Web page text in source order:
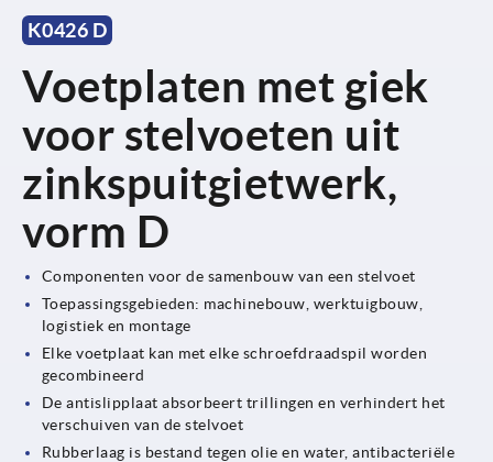
K0426 D
Voetplaten met giek
voor stelvoeten uit
zinkspuitgietwerk,
vorm D
Componenten voor de samenbouw van een stelvoet
Toepassingsgebieden: machinebouw, werktuigbouw,
logistiek en montage
Elke voetplaat kan met elke schroefdraadspil worden
gecombineerd
De antislipplaat absorbeert trillingen en verhindert het
verschuiven van de stelvoet
Rubberlaag is bestand tegen olie en water, antibacteriële